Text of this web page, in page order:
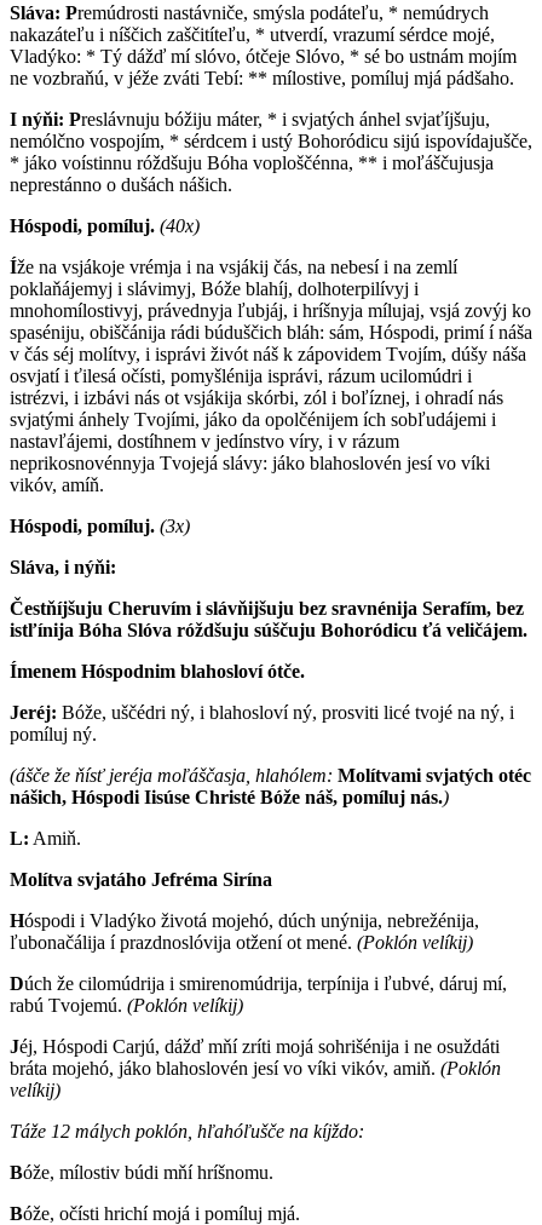
Sláva: Premúdrosti nastávniče, smýsla podáteľu, * nemúdrych
nakazáteľu i níščich zaščitíteľu, * utverdí, vrazumí sérdce mojé,
Vladýko: * Tý dážď mí slóvo, ótčeje Slóvo, * sé bo ustnám mojím
ne vozbraňú, v jéže zváti Tebí: ** mílostive, pomíluj mjá pádšaho.
I nýňi: Preslávnuju bóžiju máter, * i svjatých ánhel svjaťíjšuju,
nemólčno vospojím, * sérdcem i ustý Bohoródicu sijú ispovídajušče,
* jáko voístinnu róždšuju Bóha voploščénna, ** i moľáščujusja
neprestánno o dušách nášich.
Hóspodi, pomíluj. (40x)
Íže na vsjákoje vrémja i na vsjákij čás, na nebesí i na zemlí
poklaňájemyj i slávimyj, Bóže blahíj, dolhoterpilívyj i
mnohomílostivyj, právednyja ľubjáj, i hríšnyja mílujaj, vsjá zovýj ko
spaséniju, obiščánija rádi búduščich bláh: sám, Hóspodi, primí í náša
v čás séj molítvy, i isprávi živót náš k zápovidem Tvojím, dúšy náša
osvjatí i ťilesá očísti, pomyšlénija isprávi, rázum ucilomúdri i
istrézvi, i izbávi nás ot vsjákija skórbi, zól i boľíznej, i ohradí nás
svjatými ánhely Tvojími, jáko da opolčénijem ích sobľudájemi i
nastavľájemi, dostíhnem v jedínstvo víry, i v rázum
neprikosnovénnyja Tvojejá slávy: jáko blahoslovén jesí vo víki
vikóv, amíň.
Hóspodi, pomíluj. (3x)
Sláva, i nýňi:
Čestňíjšuju Cheruvím i slávňijšuju bez sravnénija Serafím, bez
istľínija Bóha Slóva róždšuju súščuju Bohoródicu ťá veličájem.
Ímenem Hóspodnim blahosloví ótče.
Jeréj: Bóže, uščédri ný, i blahosloví ný, prosviti licé tvojé na ný, i
pomíluj ný.
(ášče že ňísť jeréja moľáščasja, hlahólem: Molítvami svjatých otéc
nášich, Hóspodi Iisúse Christé Bóže náš, pomíluj nás.)
L: Amiň.
Molítva svjatáho Jefréma Sirína
Hóspodi i Vladýko životá mojehó, dúch unýnija, nebrežénija,
ľubonačálija í prazdnoslóvija otžení ot mené. (Poklón velíkij)
Dúch že cilomúdrija i smirenomúdrija, terpínija i ľubvé, dáruj mí,
rabú Tvojemú. (Poklón velíkij)
Jéj, Hóspodi Carjú, dážď mňí zríti mojá sohrišénija i ne osuždáti
bráta mojehó, jáko blahoslovén jesí vo víki vikóv, amiň. (Poklón
velíkij)
Táže 12 málych poklón, hľahóľušče na kíjždo:
Bóže, mílostiv búdi mňí hríšnomu.
Bóže, očísti hrichí mojá i pomíluj mjá.